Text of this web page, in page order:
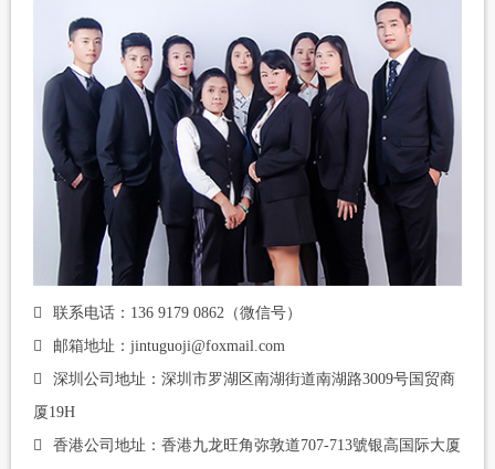
联系电话：136 9179 0862（微信号）
邮箱地址：jintuguoji@foxmail.com
深圳公司地址：深圳市罗湖区南湖街道南湖路3009号国贸商
厦19H
香港公司地址：香港九龙旺角弥敦道707-713號银高国际大厦